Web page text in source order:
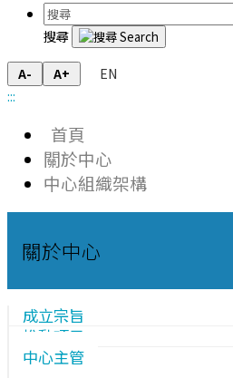
搜尋
A- A+
EN
:::
首頁
關於中心
中心組織架構
關於中心
成立宗旨
推動項目
中心主管